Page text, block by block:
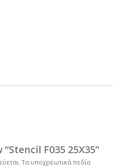
F035 25X35”
Τα υποχρεωτικά πεδία